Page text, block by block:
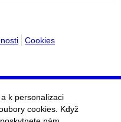
Cookies
k personalizaci
cookies. Když